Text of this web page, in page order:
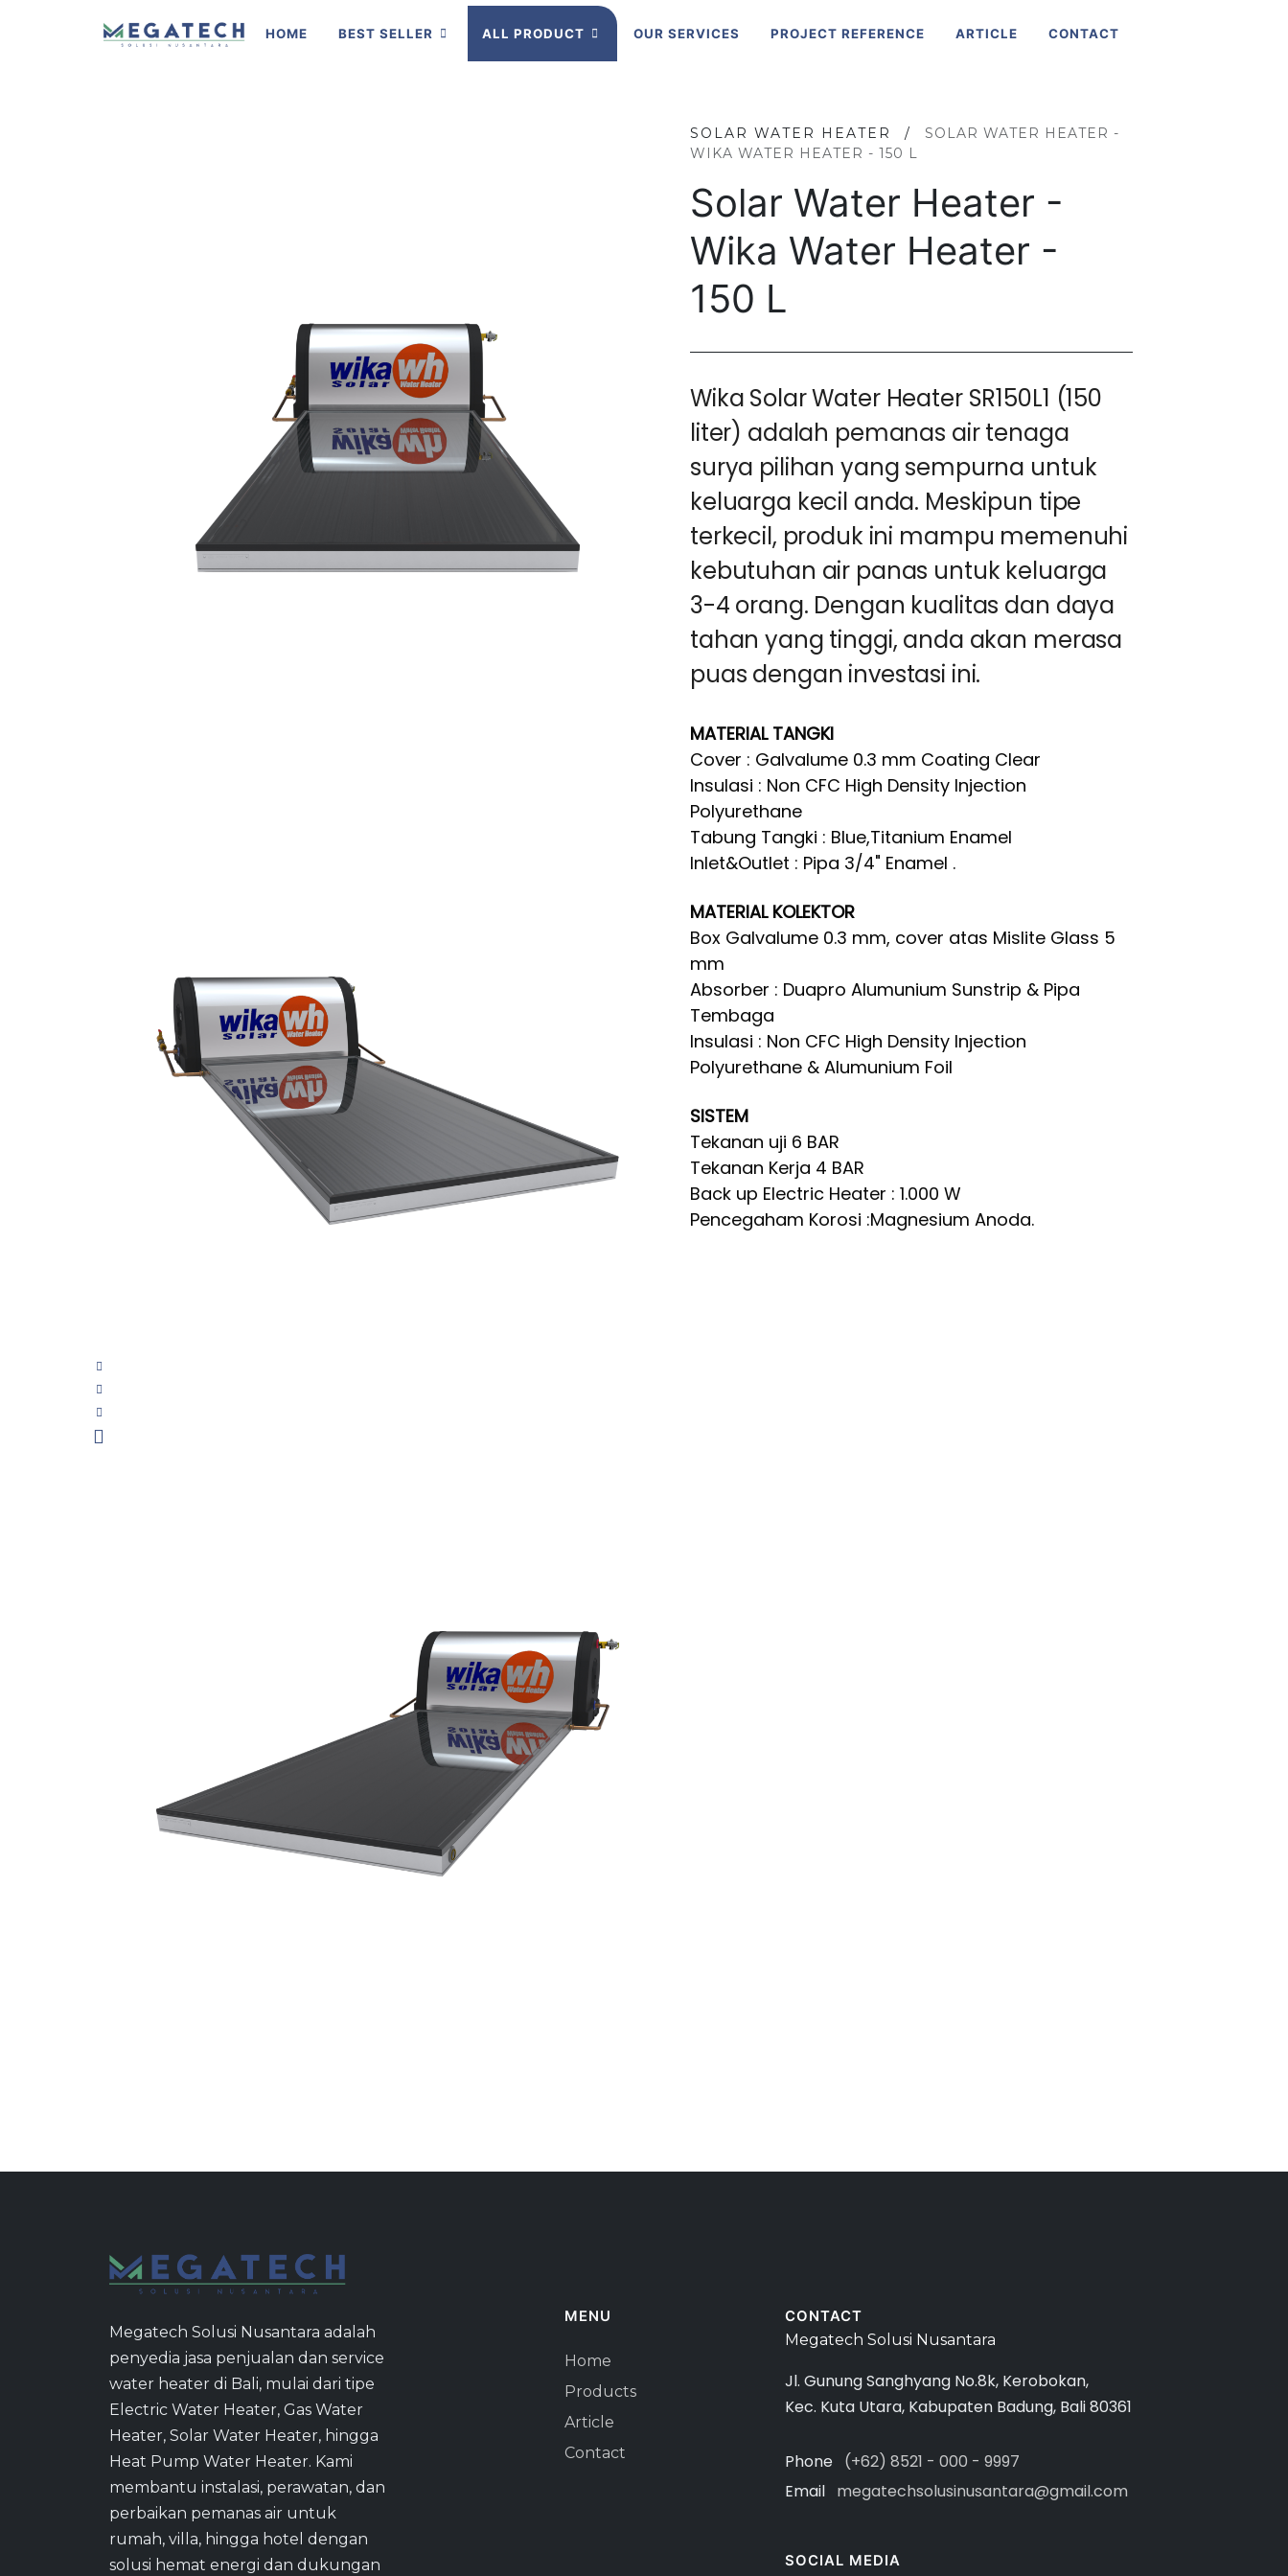
HOME BEST SELLER ALL PRODUCT OUR SERVICES PROJECT REFERENCE ARTICLE CONTACT
SOLAR WATER HEATER /
SOLAR WATER HEATER -
WIKA WATER HEATER - 150 L
Solar Water Heater -
Wika Water Heater -
150 L
Wika Solar Water Heater SR150L1 (150
liter) adalah pemanas air tenaga
surya pilihan yang sempurna untuk
keluarga kecil anda. Meskipun tipe
terkecil, produk ini mampu memenuhi
kebutuhan air panas untuk keluarga
3-4 orang. Dengan kualitas dan daya
tahan yang tinggi, anda akan merasa
puas dengan investasi ini.
MATERIAL TANGKI
Cover : Galvalume 0.3 mm Coating Clear
Insulasi : Non CFC High Density Injection
Polyurethane
Tabung Tangki : Blue,Titanium Enamel
Inlet&Outlet : Pipa 3/4" Enamel .
MATERIAL KOLEKTOR
Box Galvalume 0.3 mm, cover atas Mislite Glass 5
mm
Absorber : Duapro Alumunium Sunstrip & Pipa
Tembaga
Insulasi : Non CFC High Density Injection
Polyurethane & Alumunium Foil
SISTEM
Tekanan uji 6 BAR
Tekanan Kerja 4 BAR
Back up Electric Heater : 1.000 W
Pencegaham Korosi :Magnesium Anoda.
Megatech Solusi Nusantara adalah
penyedia jasa penjualan dan service
water heater di Bali, mulai dari tipe
Electric Water Heater, Gas Water
Heater, Solar Water Heater, hingga
Heat Pump Water Heater. Kami
membantu instalasi, perawatan, dan
perbaikan pemanas air untuk
rumah, villa, hingga hotel dengan
solusi hemat energi dan dukungan
MENU
Home
Products
Article
Contact
CONTACT
Megatech Solusi Nusantara
Jl. Gunung Sanghyang No.8k, Kerobokan,
Kec. Kuta Utara, Kabupaten Badung, Bali 80361
Phone (+62) 8521 - 000 - 9997
Email megatechsolusinusantara@gmail.com
SOCIAL MEDIA